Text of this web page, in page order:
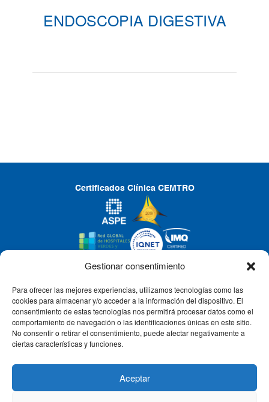
Gestionar consentimiento
Para ofrecer las mejores experiencias, utilizamos tecnologías como las
cookies para almacenar y/o acceder a la información del dispositivo. El
consentimiento de estas tecnologías nos permitirá procesar datos como el
comportamiento de navegación o las identificaciones únicas en este sitio.
No consentir o retirar el consentimiento, puede afectar negativamente a
ciertas características y funciones.
Aceptar
ENDOSCOPIA DIGESTIVA
Certificados Clínica CEMTRO
CLÍNICA CEMTRO
QUIÉNES SOMOS